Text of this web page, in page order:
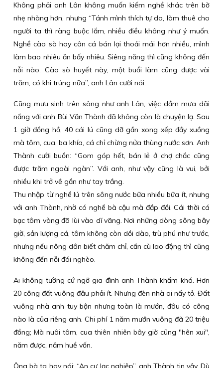
Không phải anh Lân không muốn kiếm nghề khác trên bờ
nhẹ nhàng hơn, nhưng “Tánh mình thích tự do, làm thuê cho
người ta thì ràng buộc lắm, nhiều điều không như ý muốn.
Nghề cào sò hay cân cá bán lại thoải mái hơn nhiều, mình
làm bao nhiêu ăn bấy nhiêu. Siêng năng thì cũng không đến
nỗi nào. Cào sò huyết này, một buổi làm cũng được vài
trăm, có khi trúng nữa”, anh Lân cười nói.
Cũng mưu sinh trên sông như anh Lân, việc dầm mưa dãi
nắng với anh Bùi Văn Thành đã không còn là chuyện lạ. Sau
1 giờ đồng hồ, 40 cái lú cũng dỡ gần xong xếp đầy xuồng
mà tôm, cua, ba khía, cá chỉ chừng nửa thùng nước sơn. Anh
Thành cười buồn: “Gom góp hết, bán lẻ ở chợ chắc cũng
được trăm ngoài ngàn”. Với anh, như vậy cũng là vui, bởi
nhiều khi trở về gần như tay trắng.
Thu nhập từ nghề lú trên sông nước bữa nhiều bữa ít, nhưng
với anh Thành, nhờ có nghề bà cậu mà đắp đổi. Cái thời cá
bạc tôm vàng đã lùi vào dĩ vãng. Nơi những dòng sông bây
giờ, sản lượng cá, tôm không còn dồi dào, trù phú như trước,
nhưng nếu nông dân biết chăm chỉ, cần cù lao động thì cũng
không đến nỗi đói nghèo.
Ai không tường cứ ngỡ gia đình anh Thành khấm khá. Hơn
20 công đất vuông đâu phải ít. Nhưng đèn nhà ai nấy tỏ. Đất
vuông nhà anh tuy bộn nhưng toàn là mướn, đâu có công
nào là của riêng anh. Chi phí 1 năm mướn vuông đã 20 triệu
đồng; Mà nuôi tôm, cua thiên nhiên bây giờ cũng "hên xui",
năm được, năm huề vốn.
Ông bà ta hay nói: “An cư lạc nghiệp”, anh Thành tin vậy. Dù